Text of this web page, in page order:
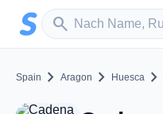
Zum Hauptinhalt springen
search
Sender suchen
Spain chevron_right Aragon chevron_right Huesca chevron_right